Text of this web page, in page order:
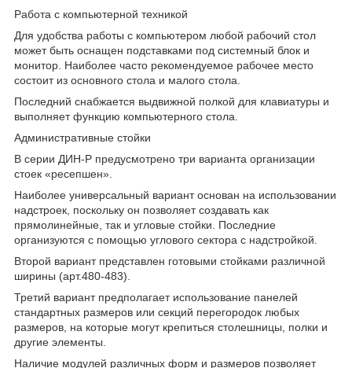
Работа с компьютерной техникой
Для удобства работы с компьютером любой рабочий стол
может быть оснащен подставками под системный блок и
монитор. Наиболее часто рекомендуемое рабочее место
состоит из основного стола и малого стола.
Последний снабжается выдвижной полкой для клавиатуры и
выполняет функцию компьютерного стола.
Административные стойки
В серии ДИН-Р предусмотрено три варианта организации
стоек «ресепшен».
Наиболее универсальный вариант основан на использовании
надстроек, поскольку он позволяет создавать как
прямолинейные, так и угловые стойки. Последние
организуются с помощью углового сектора с надстройкой.
Второй вариант представлен готовыми стойками различной
ширины (арт.480-483).
Третий вариант предполагает использование панелей
стандартных размеров или секций перегородок любых
размеров, на которые могут крепиться столешницы, полки и
другие элементы.
Наличие модулей различных форм и размеров позволяет